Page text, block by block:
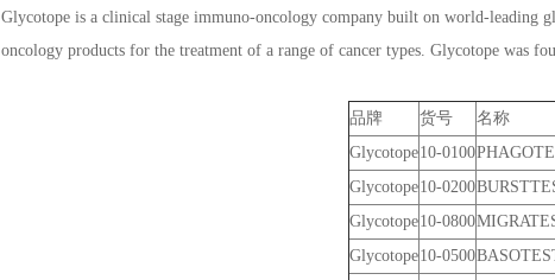
Glycotope is a clinical stage immuno-oncology company built on world-
oncology products for the treatment of a range of cancer types. Glycotope was
品牌 货号 名称
Glycotope10-0100
Glycotope10-0200
Glycotope10-0800
Glycotope10-0500